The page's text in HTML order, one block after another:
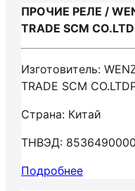
ПРОЧИЕ РЕЛЕ /
TRADE SCM
Изготовитель:
TRADE SCM
Страна: Китай
ТНВЭД: 8536490000
Подробнее